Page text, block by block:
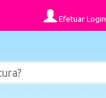
Efetuar Login